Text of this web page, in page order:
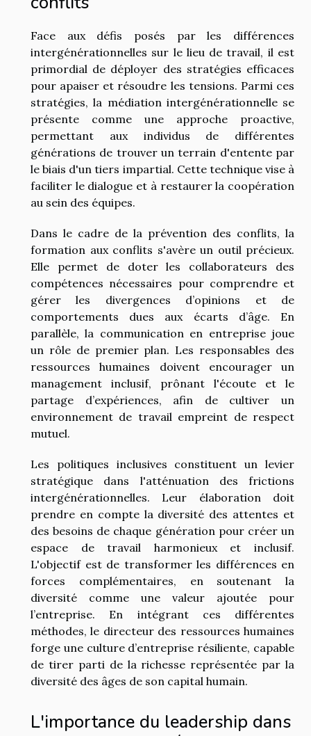
Face aux défis posés par les différences
intergénérationnelles sur le lieu de travail, il est
primordial de déployer des stratégies efficaces
pour apaiser et résoudre les tensions. Parmi ces
stratégies, la médiation intergénérationnelle se
présente comme une approche proactive,
permettant aux individus de différentes
générations de trouver un terrain d'entente par
le biais d'un tiers impartial. Cette technique vise à
faciliter le dialogue et à restaurer la coopération
au sein des équipes.
Dans le cadre de la prévention des conflits, la
formation aux conflits s'avère un outil précieux.
Elle permet de doter les collaborateurs des
compétences nécessaires pour comprendre et
gérer les divergences d’opinions et de
comportements dues aux écarts d’âge. En
parallèle, la communication en entreprise joue
un rôle de premier plan. Les responsables des
ressources humaines doivent encourager un
management inclusif, prônant l'écoute et le
partage d’expériences, afin de cultiver un
environnement de travail empreint de respect
mutuel.
Les politiques inclusives constituent un levier
stratégique dans l'atténuation des frictions
intergénérationnelles. Leur élaboration doit
prendre en compte la diversité des attentes et
des besoins de chaque génération pour créer un
espace de travail harmonieux et inclusif.
L'objectif est de transformer les différences en
forces complémentaires, en soutenant la
diversité comme une valeur ajoutée pour
l’entreprise. En intégrant ces différentes
méthodes, le directeur des ressources humaines
forge une culture d’entreprise résiliente, capable
de tirer parti de la richesse représentée par la
diversité des âges de son capital humain.
L'importance du leadership dans